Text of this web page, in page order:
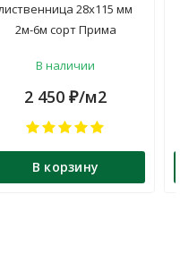
28х115 мм
2м-6м сорт Прима
В наличии
2 450 ₽/м2
В корзину